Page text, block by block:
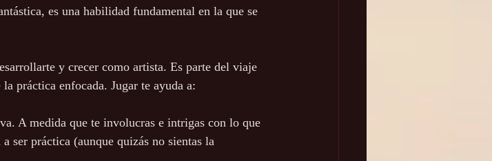
es una habilidad fundamental en la que se
y crecer como artista. Es parte del viaje
práctica enfocada. Jugar te ayuda a:
A medida que te involucras e intrigas con lo que
ser práctica (aunque quizás no sientas la